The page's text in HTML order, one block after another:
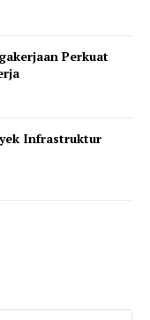
Perkuat
Infrastruktur